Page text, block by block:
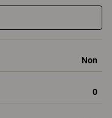
Non
0